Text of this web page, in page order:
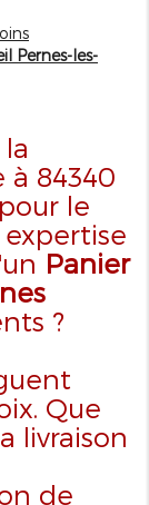
Pernes-les-
à 84340
le
Panier
?
Que
livraison
de